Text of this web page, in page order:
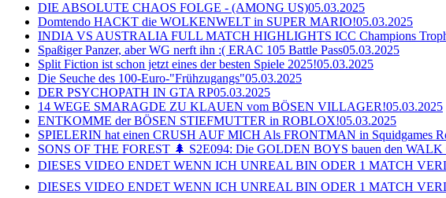
DIE ABSOLUTE CHAOS FOLGE - (AMONG US)05.03.2025
Domtendo HACKT die WOLKENWELT in SUPER MARIO!05.03.2025
INDIA VS AUSTRALIA FULL MATCH HIGHLIGHTS ICC Champions
Spaßiger Panzer, aber WG nerft ihn :( ERAC 105 Battle Pass05.03.2025
Split Fiction ist schon jetzt eines der besten Spiele 2025!05.03.2025
Die Seuche des 100-Euro-"Frühzugangs"05.03.2025
DER PSYCHOPATH IN GTA RP05.03.2025
14 WEGE SMARAGDE ZU KLAUEN vom BÖSEN VILLAGER!05.03.2025
ENTKOMME der BÖSEN STIEFMUTTER in ROBLOX!05.03.2025
SPIELERIN hat einen CRUSH AUF MICH Als FRONTMAN in Squidgames
SONS OF THE FOREST 🌲 S2E094: Die GOLDEN BOYS bauen den
DIESES VIDEO ENDET WENN ICH UNREAL BIN ODER 1 MATCH
DIESES VIDEO ENDET WENN ICH UNREAL BIN ODER 1 MATCH